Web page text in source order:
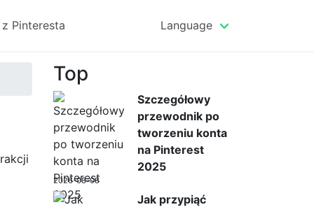
Pinteresta Language
Top
Szczegółowy
przewodnik po
tworzeniu konta
na Pinterest
2025
2026-08-08
Jak przypiąć